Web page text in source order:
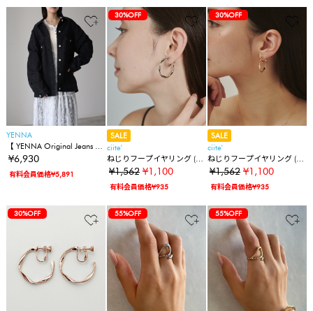
YENNA
【 YENNA Original Jeans 】
ビックシルエットタックデ
ニムジャケット / セットア
ップ可能
¥6,930
有料会員価格¥5,891
30%OFF
SALE
ciite'
ねじりフープイヤリング (両
耳用)
¥1,562 ¥1,100
有料会員価格¥935
30%OFF
SALE
ciite'
ねじりフープイヤリング (両
耳用)
¥1,562 ¥1,100
有料会員価格¥935
30%OFF 55%OFF 55%OFF